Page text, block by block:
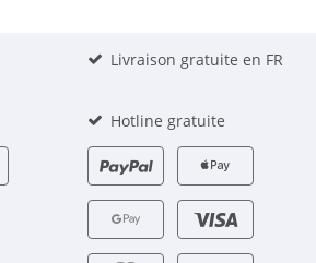
Livraison gratuite en FR
Hotline gratuite